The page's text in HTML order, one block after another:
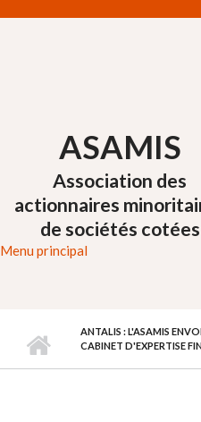
ASAMIS
Association des
actionnaires
de sociétés cotées
Menu principal
ANTALIS : L'ASAMIS
CABINET D'EXPERTISE